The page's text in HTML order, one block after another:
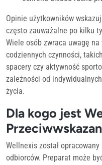
Opinie użytkowników
często zauważalne po kilku
Wiele osób zwraca uwagę
codziennych czynności,
spacery czy aktywność
zależności od
życia.
Dla kogo jest
Wellnexis został
odbiorców. Preparat może